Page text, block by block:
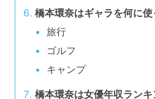
橋本環奈はギャラを何に使
旅行
ゴルフ
キャンプ
橋本環奈は女優年収ランキ